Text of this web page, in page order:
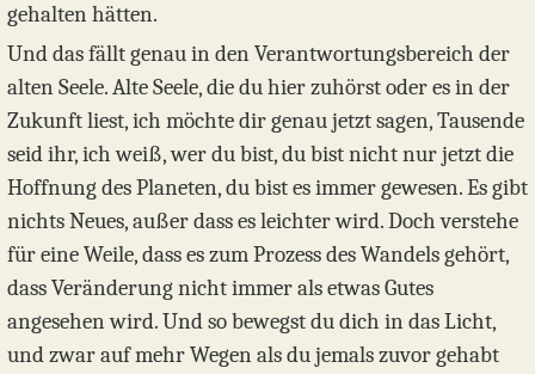
gehalten hätten.
Und das fällt genau in den Verantwortungsbereich der
alten Seele. Alte Seele, die du hier zuhörst oder es in der
Zukunft liest, ich möchte dir genau jetzt sagen, Tausende
seid ihr, ich weiß, wer du bist, du bist nicht nur jetzt die
Hoffnung des Planeten, du bist es immer gewesen. Es gibt
nichts Neues, außer dass es leichter wird. Doch verstehe
für eine Weile, dass es zum Prozess des Wandels gehört,
dass Veränderung nicht immer als etwas Gutes
angesehen wird. Und so bewegst du dich in das Licht,
und zwar auf mehr Wegen als du jemals zuvor gehabt